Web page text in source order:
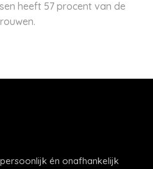
heeft 57 procent van de
én onafhankelijk